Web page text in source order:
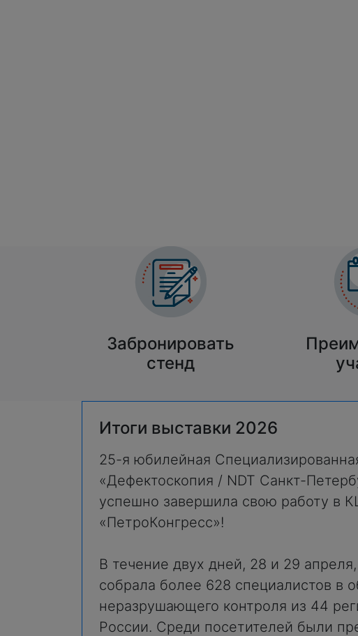
Забронировать
стенд
Итоги выставки 2026
25-я юбилейная
«Дефектоскопия / NDT Санкт-
успешно завершила свою работу в
«ПетроКонгресс»!
В течение двух дней, 28 и 29
собрала более 628 специалистов в
неразрушающего контроля из 44
России. Среди посетителей были